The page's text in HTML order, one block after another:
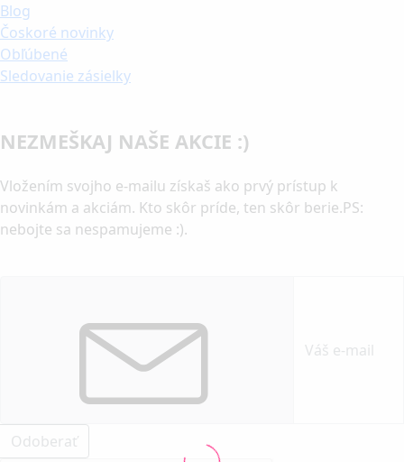
Blog
Čoskoré novinky
Obľúbené
Sledovanie zásielky
NEZMEŠKAJ NAŠE AKCIE :)
Vložením svojho e-mailu získaš ako prvý prístup k
novinkám a akciám. Kto skôr príde, ten skôr berie.PS:
nebojte sa nespamujeme :).
Odoberať